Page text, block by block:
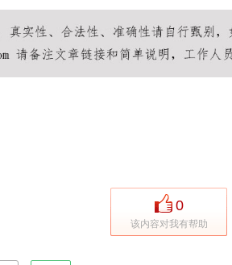
0
该内容对我有帮助